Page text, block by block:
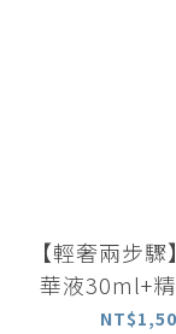
【輕奢兩步
華液30ml+
ml